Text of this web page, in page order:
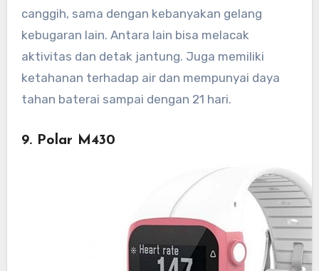
canggih, sama dengan kebanyakan gelang
kebugaran lain. Antara lain bisa melacak
aktivitas dan detak jantung. Juga memiliki
ketahanan terhadap air dan mempunyai daya
tahan baterai sampai dengan 21 hari.
9. Polar M430